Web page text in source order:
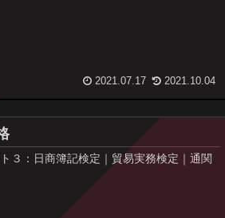
2021.07.17 2021.10.04
３：日商簿記検定｜貿易実務検定｜通関